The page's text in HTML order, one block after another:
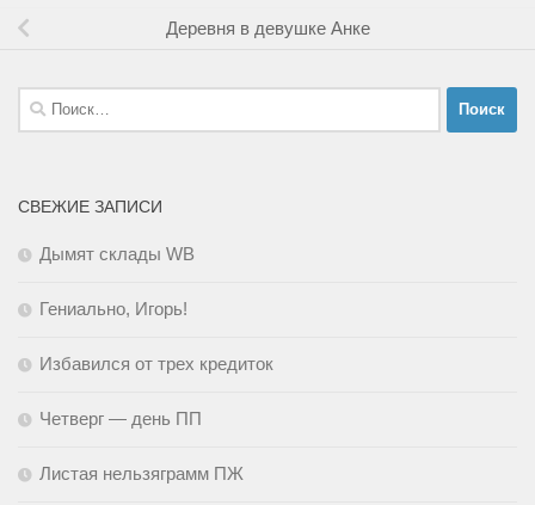
Деревня в девушке Анке
Найти:
СВЕЖИЕ ЗАПИСИ
Дымят склады WB
Гениально, Игорь!
Избавился от трех кредиток
Четверг — день ПП
Листая нельзяграмм ПЖ